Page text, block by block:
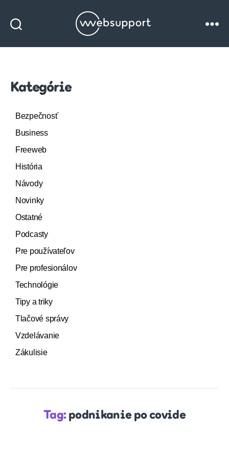
Websupport
Kategórie
Bezpečnosť
Business
Freeweb
História
Návody
Novinky
Ostatné
Podcasty
Pre používateľov
Pre profesionálov
Technológie
Tipy a triky
Tlačové správy
Vzdelávanie
Zákulisie
Tag: podnikanie po covide